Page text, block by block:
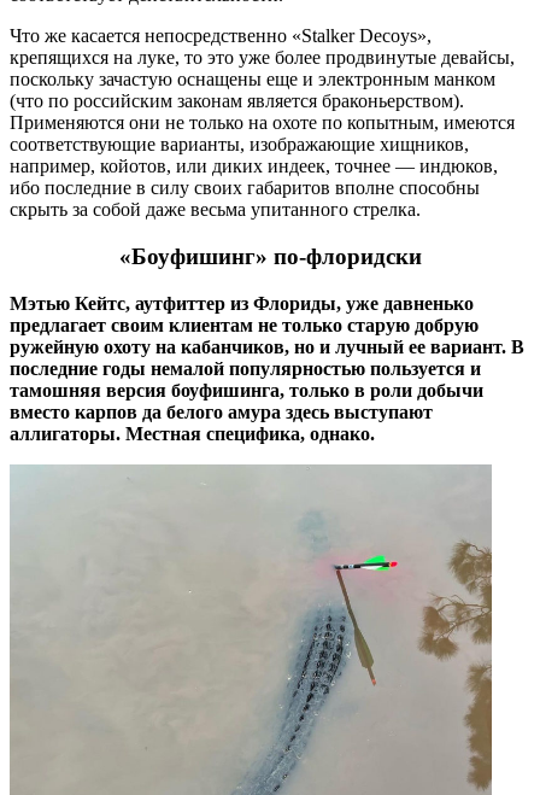
Что же касается непосредственно «Stalker Decoys»,
крепящихся на луке, то это уже более продвинутые девайсы,
поскольку зачастую оснащены еще и электронным манком
(что по российским законам является браконьерством).
Применяются они не только на охоте по копытным, имеются
соответствующие варианты, изображающие хищников,
например, койотов, или диких индеек, точнее — индюков,
ибо последние в силу своих габаритов вполне способны
скрыть за собой даже весьма упитанного стрелка.
«Боуфишинг» по-флоридски
Мэтью Кейтс, аутфиттер из Флориды, уже давненько
предлагает своим клиентам не только старую добрую
ружейную охоту на кабанчиков, но и лучный ее вариант. В
последние годы немалой популярностью пользуется и
тамошняя версия боуфишинга, только в роли добычи
вместо карпов да белого амура здесь выступают
аллигаторы. Местная специфика, однако.